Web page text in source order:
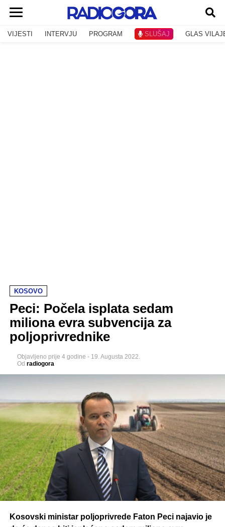
VIJESTI INTERVJU PROGRAM SLUŠAJ GLAS
KOSOVO
Peci: Počela isplata sedam
miliona evra subvencija za
poljoprivrednike
Objavljeno prije 4 godine - 19. Augusta 2022.
Od radiogora
Kosovski ministar poljoprivrede Faton Peci najavio je